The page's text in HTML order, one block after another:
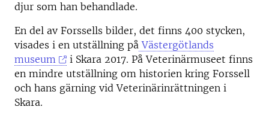
djur som han behandlade.
En del av Forssells bilder, det finns 400 stycken,
visades i en utställning på Västergötlands
museum
i Skara 2017. På Veterinärmuseet finns
en mindre utställning om historien kring Forssell
och hans gärning vid Veterinärinrättningen i
Skara.